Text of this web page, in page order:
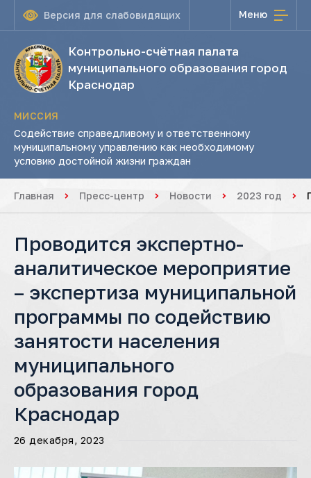
Версия для слабовидящих Меню
Контрольно-счётная палата
муниципального образования город
Краснодар
МИССИЯ
Содействие справедливому и ответственному
муниципальному управлению как необходимому
условию достойной жизни граждан
Главная Пресс-центр Новости 2023 год
Проводится экспертно-
аналитическое мероприятие
– экспертиза муниципальной
программы по содействию
занятости населения
муниципального
образования город
Краснодар
26 декабря, 2023